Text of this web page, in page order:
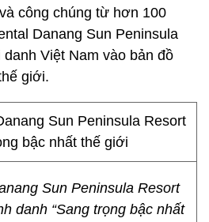
công chúng từ hơn 100
Danang Sun Peninsula
Việt Nam vào bản đồ
giới.
Sun Peninsula Resort
danh “Sang trọng bậc nhất